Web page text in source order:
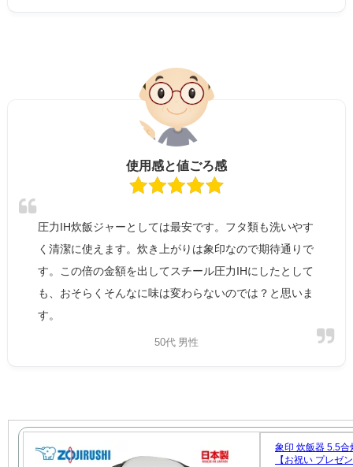
使用感と値ごろ感
圧力IH炊飯ジャーとしては最安です。フタ類も洗いやす
く清潔に使えます。炊き上がりは象印なので期待通りで
す。この倍の金額を出してスチール圧力IHにしたとして
も、おそらくそんなに味は変わらないのでは？と思いま
す。
50代 男性
象印 炊飯器 5.5合
【お祝い プレゼ